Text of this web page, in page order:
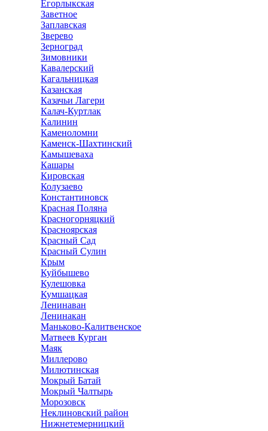
Егорлыкская
Заветное
Заплавская
Зверево
Зерноград
Зимовники
Кавалерский
Кагальницкая
Казанская
Казачьи Лагери
Калач-Куртлак
Калинин
Каменоломни
Каменск-Шахтинский
Камышеваха
Кашары
Кировская
Колузаево
Константиновск
Красная Поляна
Красногорняцкий
Красноярская
Красный Сад
Красный Сулин
Крым
Куйбышево
Кулешовка
Кумшацкая
Ленинаван
Ленинакан
Маньково-Калитвенское
Матвеев Курган
Маяк
Миллерово
Милютинская
Мокрый Батай
Мокрый Чалтырь
Морозовск
Неклиновский район
Нижнетемерницкий